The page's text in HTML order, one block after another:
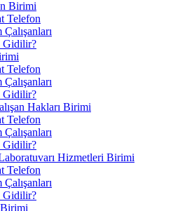
Birimi
Telefon
Gidilir?
Telefon
Gidilir?
Hakları Birimi
Telefon
Gidilir?
Hizmetleri Birimi
Telefon
Gidilir?